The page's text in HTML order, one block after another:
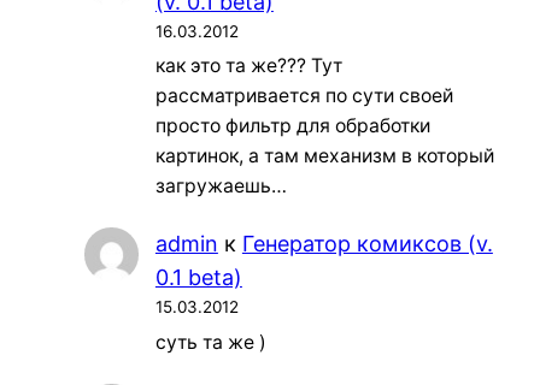
16.03.2012
как это та же??? Тут
рассматривается по сути своей
просто фильтр для обработки
картинок, а там механизм в который
загружаешь…
admin к Генератор комиксов (v.
0.1 beta)
15.03.2012
суть та же )